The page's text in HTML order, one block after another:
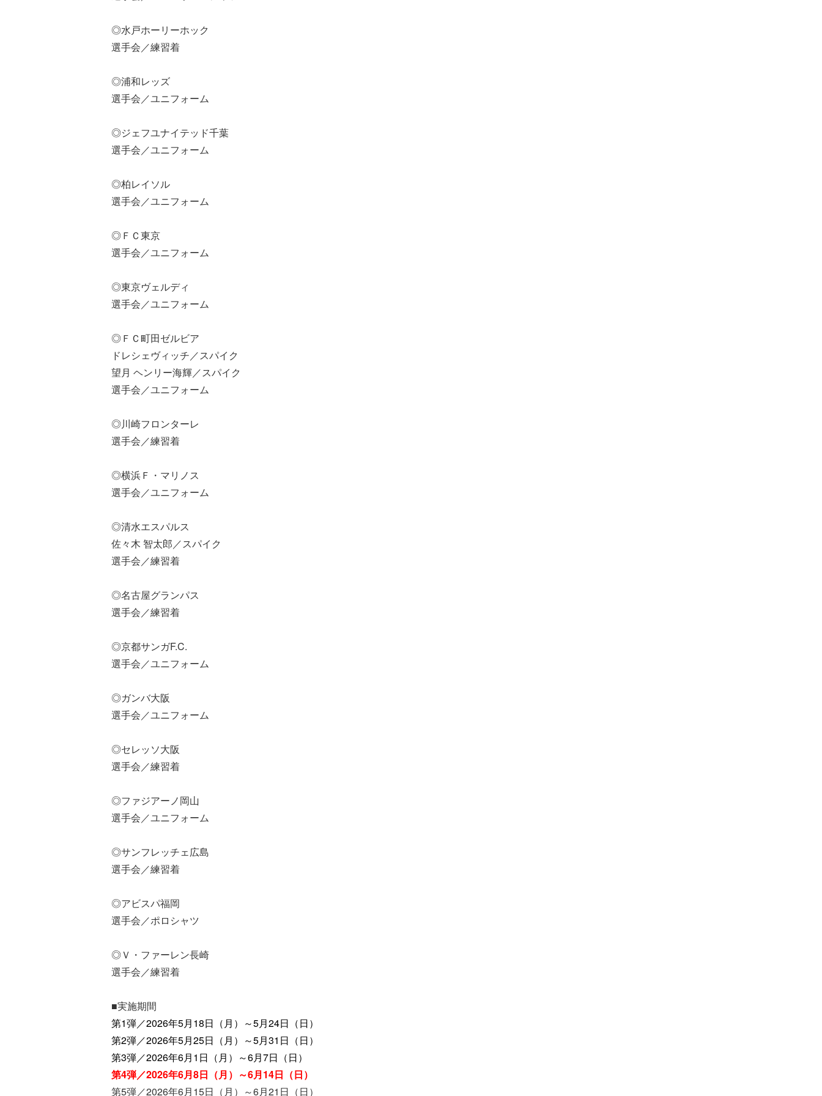
◎水戸ホーリーホック
選手会／練習着
◎浦和レッズ
選手会／ユニフォーム
◎ジェフユナイテッド千葉
選手会／ユニフォーム
◎柏レイソル
選手会／ユニフォーム
◎ＦＣ東京
選手会／ユニフォーム
◎東京ヴェルディ
選手会／ユニフォーム
◎ＦＣ町田ゼルビア
ドレシェヴィッチ／スパイク
望月 ヘンリー海輝／スパイク
選手会／ユニフォーム
◎川崎フロンターレ
選手会／練習着
◎横浜Ｆ・マリノス
選手会／ユニフォーム
◎清水エスパルス
佐々木 智太郎／スパイク
選手会／練習着
◎名古屋グランパス
選手会／練習着
◎京都サンガF.C.
選手会／ユニフォーム
◎ガンバ大阪
選手会／ユニフォーム
◎セレッソ大阪
選手会／練習着
◎ファジアーノ岡山
選手会／ユニフォーム
◎サンフレッチェ広島
選手会／練習着
◎アビスパ福岡
選手会／ポロシャツ
◎Ｖ・ファーレン長崎
選手会／練習着
■実施期間
第1弾／2026年5月18日（月）～5月24日（日）
第2弾／2026年5月25日（月）～5月31日（日）
第3弾／2026年6月1日（月）～6月7日（日）
第4弾／2026年6月8日（月）～6月14日（日）
第5弾／2026年6月15日（月）～6月21日（日）